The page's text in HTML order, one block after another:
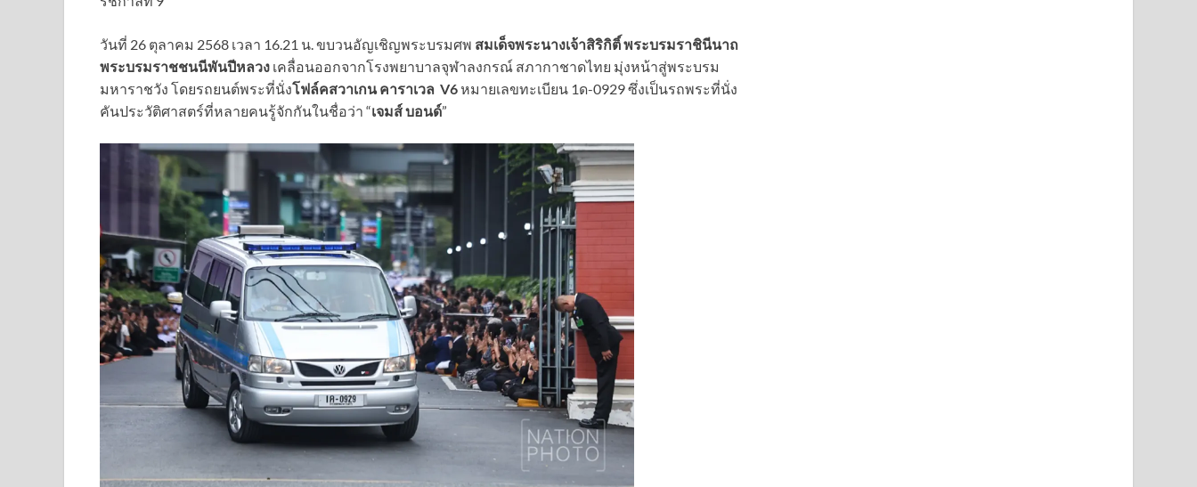
วันที่ 26 ตุลาคม 2568 เวลา 16.21 น. ขบวนอัญเชิญพระบรมศพ สมเด็จพระนางเจ้าสิริกิติ์ พระบรมราชินีนาถ
พระบรมราชชนนีพันปีหลวง เคลื่อนออกจากโรงพยาบาลจุฬาลงกรณ์ สภากาชาดไทย มุ่งหน้าสู่พระบรม
มหาราชวัง โดยรถยนต์พระที่นั่งโฟล์คสวาเกน คาราเวล V6หมายเลขทะเบียน 1ด-0929 ซึ่งเป็นรถพระที่นั่ง
คันประวัติศาสตร์ที่หลายคนรู้จักกันในชื่อว่า “เจมส์ บอนด์”